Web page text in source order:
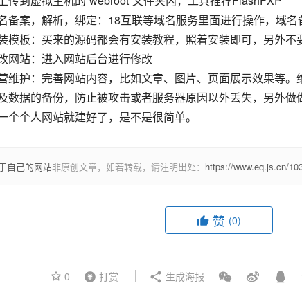
备案，解析，绑定：18互联等域名服务里面进行操作，域
模板：买来的源码都会有安装教程，照着安装即可，另外不
网站：进入网站后台进行修改
维护：完善网站内容，比如文章、图片、页面展示效果等
数据的备份，防止被攻击或者服务器原因以外丢失，另外做
个个人网站就建好了，是不是很简单。
自己的网站非原创文章，如若转载，请注明出处： https://www.eq.js.cn/
赞 (0)
0 打赏 生成海报